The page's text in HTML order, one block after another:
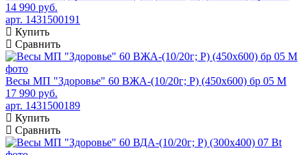
14 990 руб.
арт. 1431500191
Купить
Сравнить
Весы МП "Здоровье" 60 ВЖА-(10/20г; Р) (450х600) бр 05 М
17 990 руб.
арт. 1431500189
Купить
Сравнить